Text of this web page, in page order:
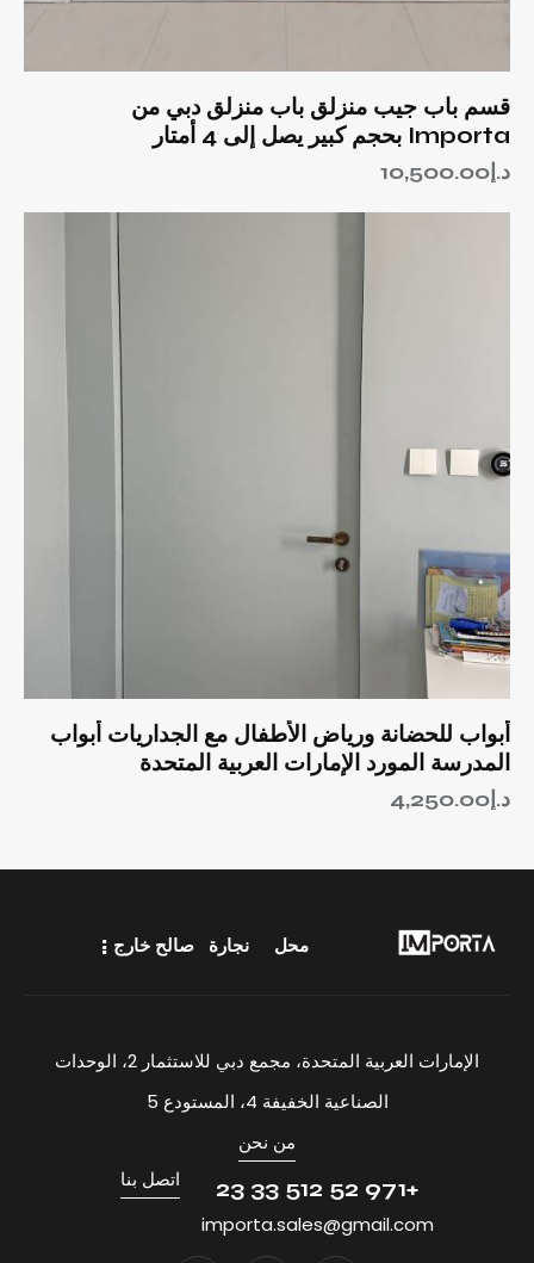
قسم باب جيب منزلق باب منزلق دبي من
Importa بحجم كبير يصل إلى 4 أمتار
د.إ 10,500.00
أبواب للحضانة ورياض الأطفال مع الجداريات أبواب
المدرسة المورد الإمارات العربية المتحدة
د.إ 4,250.00
محل نجارة صالح خارج
الإمارات العربية المتحدة، مجمع دبي للاستثمار 2، الوحدات
الصناعية الخفيفة 4، المستودع 5
من نحن
+971 52 512 33 23
importa.sales@gmail.com
اتصل بنا